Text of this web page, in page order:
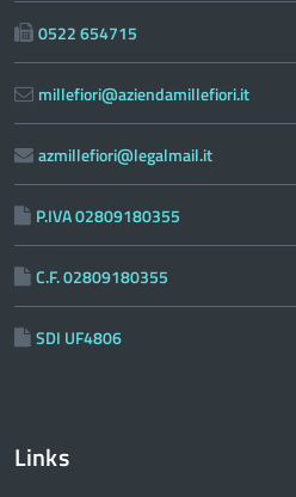
0522 654715
millefiori@aziendamillefiori.it
azmillefiori@legalmail.it
P.IVA 02809180355
C.F. 02809180355
SDI UF4806
Links